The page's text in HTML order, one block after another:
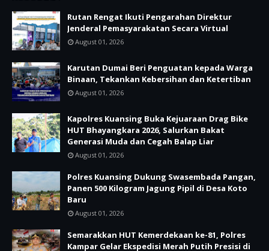
Rutan Rengat Ikuti Pengarahan Direktur
Jenderal Pemasyarakatan Secara Virtual
August 01, 2026
Karutan Dumai Beri Penguatan kepada Warga
Binaan, Tekankan Kebersihan dan Ketertiban
August 01, 2026
Kapolres Kuansing Buka Kejuaraan Drag Bike
HUT Bhayangkara 2026, Salurkan Bakat
Generasi Muda dan Cegah Balap Liar
August 01, 2026
Polres Kuansing Dukung Swasembada Pangan,
Panen 500 Kilogram Jagung Pipil di Desa Koto
Baru
August 01, 2026
Semarakkan HUT Kemerdekaan ke-81, Polres
Kampar Gelar Ekspedisi Merah Putih Presisi di